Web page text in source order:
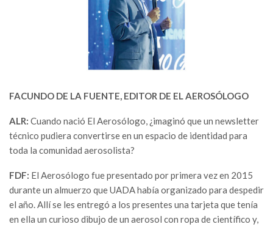
FACUNDO DE LA FUENTE, EDITOR DE EL AEROSÓLOGO
ALR: Cuando nació El Aerosólogo, ¿imaginó que un newsletter
técnico pudiera convertirse en un espacio de identidad para
toda la comunidad aerosolista?
FDF: El Aerosólogo fue presentado por primera vez en 2015
durante un almuerzo que UADA había organizado para despedir
el año. Allí se les entregó a los presentes una tarjeta que tenía
en ella un curioso dibujo de un aerosol con ropa de científico y,